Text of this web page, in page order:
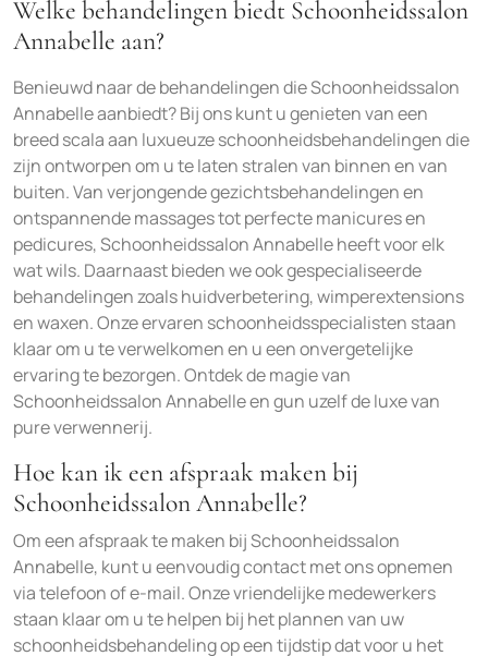
Welke behandelingen biedt Schoonheidssalon
Annabelle aan?
Benieuwd naar de behandelingen die Schoonheidssalon
Annabelle aanbiedt? Bij ons kunt u genieten van een
breed scala aan luxueuze schoonheidsbehandelingen die
zijn ontworpen om u te laten stralen van binnen en van
buiten. Van verjongende gezichtsbehandelingen en
ontspannende massages tot perfecte manicures en
pedicures, Schoonheidssalon Annabelle heeft voor elk
wat wils. Daarnaast bieden we ook gespecialiseerde
behandelingen zoals huidverbetering, wimperextensions
en waxen. Onze ervaren schoonheidsspecialisten staan
klaar om u te verwelkomen en u een onvergetelijke
ervaring te bezorgen. Ontdek de magie van
Schoonheidssalon Annabelle en gun uzelf de luxe van
pure verwennerij.
Hoe kan ik een afspraak maken bij
Schoonheidssalon Annabelle?
Om een afspraak te maken bij Schoonheidssalon
Annabelle, kunt u eenvoudig contact met ons opnemen
via telefoon of e-mail. Onze vriendelijke medewerkers
staan klaar om u te helpen bij het plannen van uw
schoonheidsbehandeling op een tijdstip dat voor u het